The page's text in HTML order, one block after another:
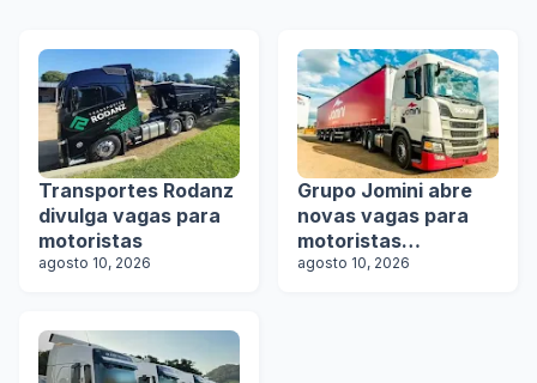
Transportes Rodanz
divulga vagas para
motoristas
agosto 10, 2026
Grupo Jomini abre
novas vagas para
motoristas
categoria D e E
agosto 10, 2026